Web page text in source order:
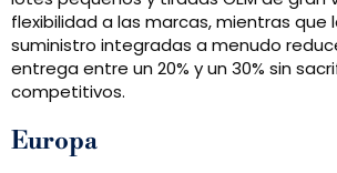
flexibilidad a las marcas, mientras que
suministro integradas a menudo
entrega entre un 20% y un 30% sin
competitivos.
Europa